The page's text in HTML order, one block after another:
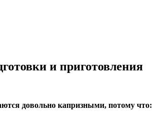
и приготовления
довольно капризными, потому что: